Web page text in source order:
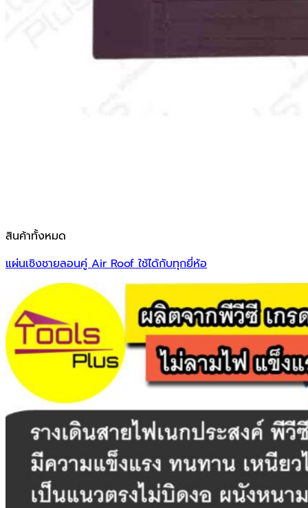
สินค้าทั้งหมด
แผ่นเชิงชายลอนคู่ Air Roof ใช้ได้กับทุกยี่ห้อ